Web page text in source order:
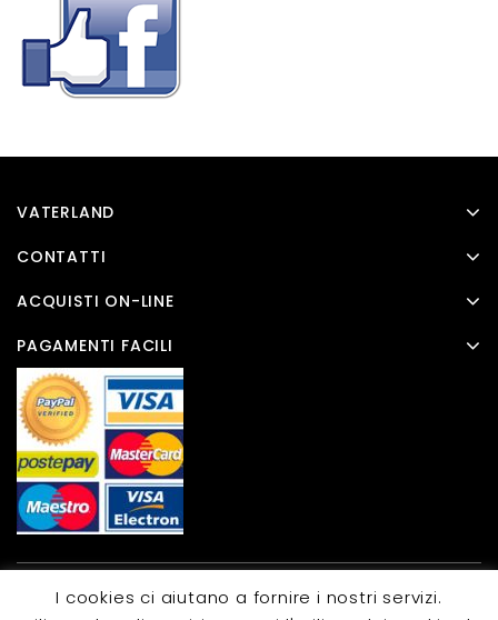
VATERLAND
CONTATTI
ACQUISTI ON-LINE
PAGAMENTI FACILI
Copyright © 2026 Templatemela
I cookies ci aiutano a fornire i nostri servizi.